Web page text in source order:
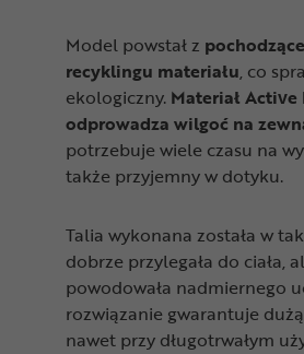
Model powstał z
recyklingu materiału, co
ekologiczny. Materiał Active
odprowadza wilgoć na
potrzebuje wiele czasu na
także przyjemny w dotyku.
Talia wykonana została w
dobrze przylegała do ciała,
powodowała nadmiernego
rozwiązanie gwarantuje
nawet przy długotrwałym